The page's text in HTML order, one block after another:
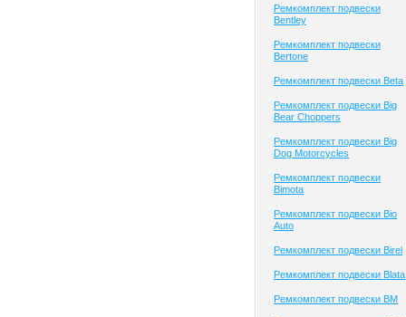
Ремкомплект подвески
Bentley
Ремкомплект подвески
Bertone
Ремкомплект подвески Beta
Ремкомплект подвески Big
Bear Choppers
Ремкомплект подвески Big
Dog Motorcycles
Ремкомплект подвески
Bimota
Ремкомплект подвески Bio
Auto
Ремкомплект подвески Birel
Ремкомплект подвески Blata
Ремкомплект подвески BM